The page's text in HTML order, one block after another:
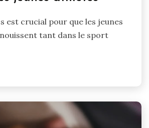
est crucial pour que les jeunes
tant dans le sport